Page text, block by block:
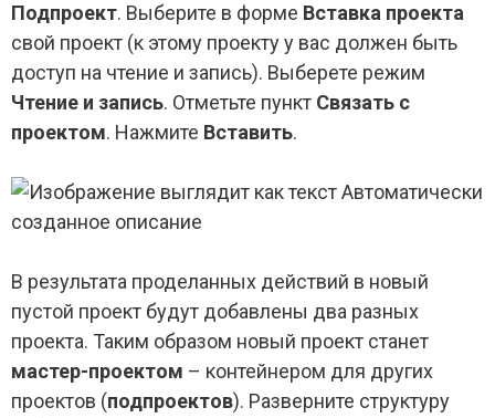
Подпроект. Выберите в форме Вставка проекта
свой проект (к этому проекту у вас должен быть
доступ на чтение и запись). Выберете режим
Чтение и запись. Отметьте пункт Связать с
проектом. Нажмите Вставить.
В результата проделанных действий в новый
пустой проект будут добавлены два разных
проекта. Таким образом новый проект станет
мастер-проектом – контейнером для других
проектов (подпроектов). Разверните структуру